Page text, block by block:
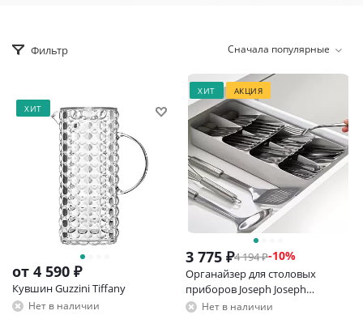
Фильтр Сначала популярные
ХИТ
от 4 590 ₽
Кувшин Guzzini Tiffany
Нет в наличии
ХИТ АКЦИЯ
3 775 ₽4 194₽-10%
Органайзер для столовых
приборов Joseph Joseph
DrawerStore Большой серый
Нет в наличии